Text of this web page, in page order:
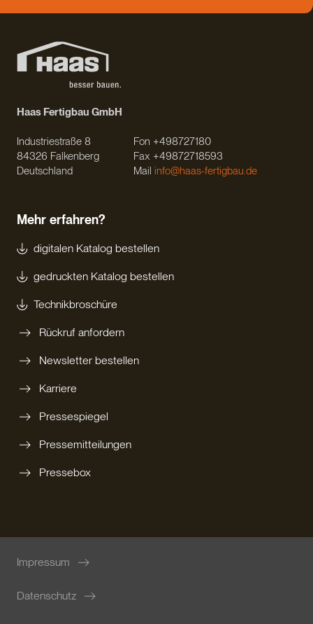
Haas Fertigbau GmbH
Industriestraße 8
84326 Falkenberg
Deutschland
Fon +498727180
Fax +49872718593
Mail info@haas-fertigbau.de
Mehr erfahren?
digitalen Katalog bestellen
gedruckten Katalog bestellen
Technikbroschüre
Rückruf anfordern
Newsletter bestellen
Karriere
Pressespiegel
Pressemitteilungen
Pressebox
Impressum
Datenschutz